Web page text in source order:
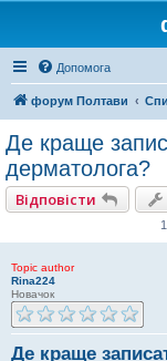
Допомога
форум Полтави
Де краще
дерматолога?
Відповісти
Topic author
Rina224
Новачок
Де краще